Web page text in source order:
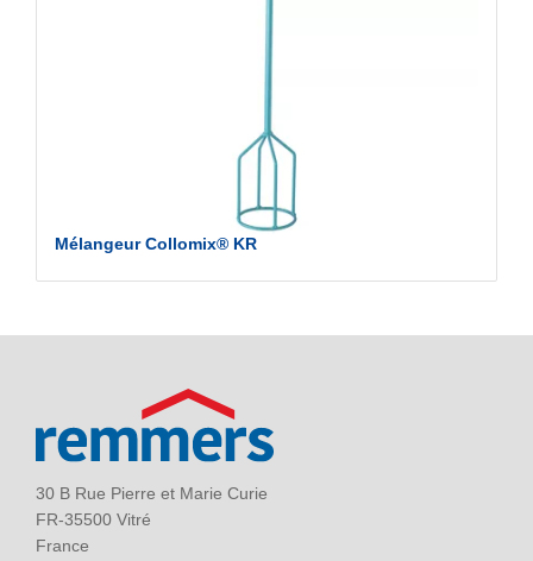
Mélangeur Collomix® KR
30 B Rue Pierre et Marie Curie
FR-35500 Vitré
France